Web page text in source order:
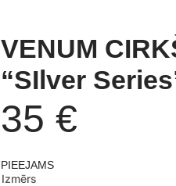
VENUM
“SIlver
35 €
PIEEJAMS
Izmērs